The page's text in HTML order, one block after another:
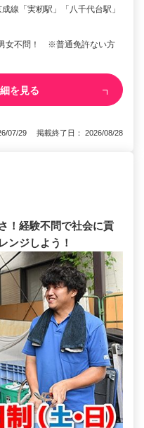
線「実籾駅」「八千代台駅」
女不問！ ※普通免許ない方
を見る
07/29 掲載終了日： 2026/08/28
！経験不問で社会に貢
ンジしよう！